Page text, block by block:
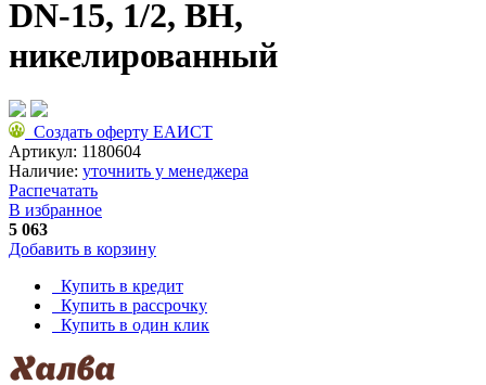
DN-15, 1/2, ВН,
никелированный
Создать оферту ЕАИСТ
Артикул: 1180604
Наличие: уточнить у менеджера
Распечатать
В избранное
5 063
Добавить в корзину
Купить в кредит
Купить в рассрочку
Купить в один клик